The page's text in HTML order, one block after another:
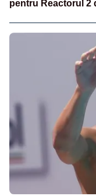
pentru Reactorul 2